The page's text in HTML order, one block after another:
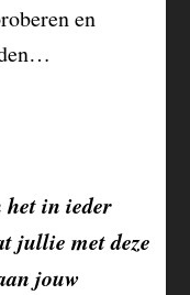
en
in ieder
jullie met deze
jouw